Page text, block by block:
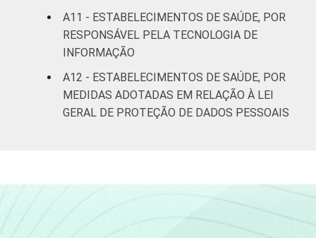
A11 - ESTABELECIMENTOS DE SAÚDE, POR
RESPONSÁVEL PELA TECNOLOGIA DE
INFORMAÇÃO
A12 - ESTABELECIMENTOS DE SAÚDE, POR
MEDIDAS ADOTADAS EM RELAÇÃO À LEI
GERAL DE PROTEÇÃO DE DADOS PESSOAIS